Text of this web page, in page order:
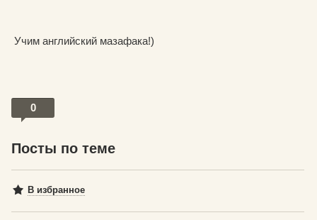
Учим английский мазафака!)
0
Посты по теме
В избранное